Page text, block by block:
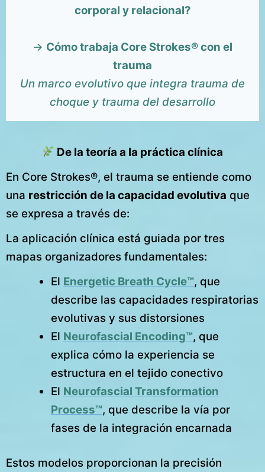
corporal y relacional?
→ Cómo trabaja Core Strokes® con el
trauma
Un marco evolutivo que integra trauma de
choque y trauma del desarrollo
De la teoría a la práctica clínica
En Core Strokes®, el trauma se entiende como
una restricción de la capacidad evolutiva que
se expresa a través de:
La aplicación clínica está guiada por tres
mapas organizadores fundamentales:
El Energetic Breath Cycle™, que
describe las capacidades respiratorias
evolutivas y sus distorsiones
El Neurofascial Encoding™, que
explica cómo la experiencia se
estructura en el tejido conectivo
El Neurofascial Transformation
Process™, que describe la vía por
fases de la integración encarnada
Estos modelos proporcionan la precisión